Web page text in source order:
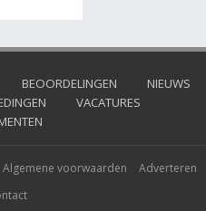
BEOORDELINGEN
NIEUWS
VACATURES
Algemene voorwaarden
Adverteren